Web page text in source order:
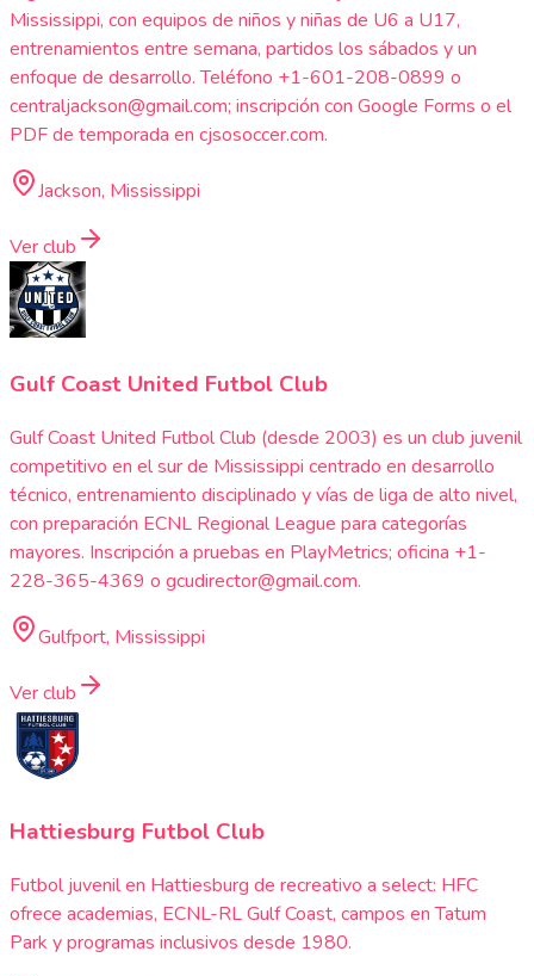
Mississippi, con equipos de niños y niñas de U6 a U17,
entrenamientos entre semana, partidos los sábados y un
enfoque de desarrollo. Teléfono +1-601-208-0899 o
centraljackson@gmail.com; inscripción con Google Forms o el
PDF de temporada en cjsosoccer.com.
Jackson, Mississippi
Ver club
Gulf Coast United Futbol Club
Gulf Coast United Futbol Club (desde 2003) es un club juvenil
competitivo en el sur de Mississippi centrado en desarrollo
técnico, entrenamiento disciplinado y vías de liga de alto nivel,
con preparación ECNL Regional League para categorías
mayores. Inscripción a pruebas en PlayMetrics; oficina +1-
228-365-4369 o gcudirector@gmail.com.
Gulfport, Mississippi
Ver club
Hattiesburg Futbol Club
Futbol juvenil en Hattiesburg de recreativo a select: HFC
ofrece academias, ECNL-RL Gulf Coast, campos en Tatum
Park y programas inclusivos desde 1980.